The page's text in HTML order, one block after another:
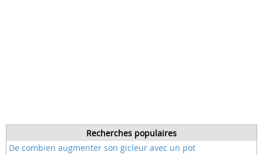
Recherches populaires
De combien augmenter son gicleur avec un pot